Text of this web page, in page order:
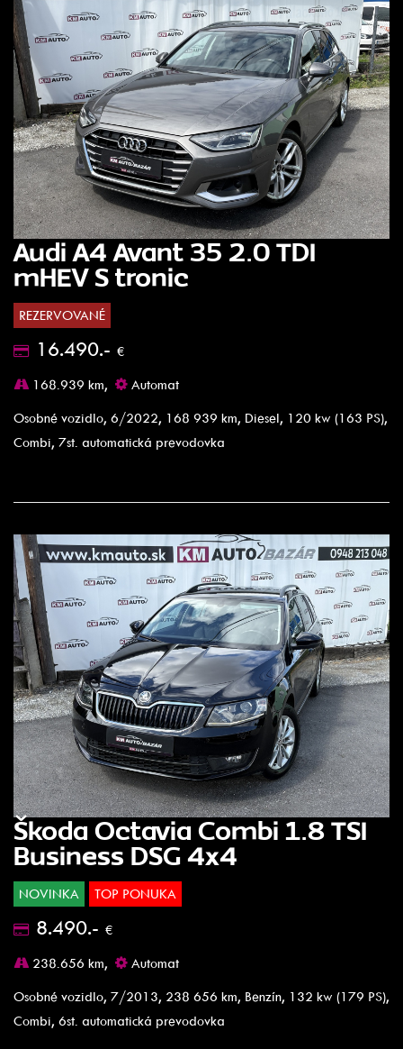
Audi A4 Avant 35 2.0 TDI
mHEV S tronic
REZERVOVANÉ
16.490.- €
168.939 km,
Automat
Osobné vozidlo, 6/2022, 168 939 km, Diesel, 120 kw (163 PS),
Combi, 7st. automatická prevodovka
Škoda Octavia Combi 1.8 TSI
Business DSG 4x4
NOVINKA TOP PONUKA
8.490.- €
238.656 km,
Automat
Osobné vozidlo, 7/2013, 238 656 km, Benzín, 132 kw (179 PS),
Combi, 6st. automatická prevodovka